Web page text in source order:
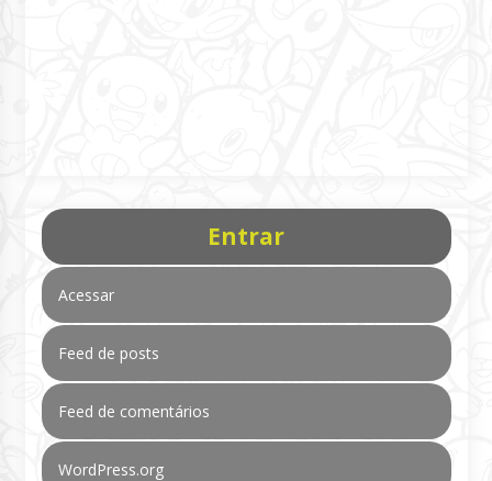
Entrar
Acessar
Feed de posts
Feed de comentários
WordPress.org